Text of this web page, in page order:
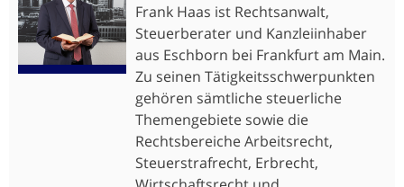
Frank Haas ist Rechtsanwalt,
Steuerberater und Kanzleiinhaber
aus Eschborn bei Frankfurt am Main.
Zu seinen Tätigkeitsschwerpunkten
gehören sämtliche steuerliche
Themengebiete sowie die
Rechtsbereiche Arbeitsrecht,
Steuerstrafrecht, Erbrecht,